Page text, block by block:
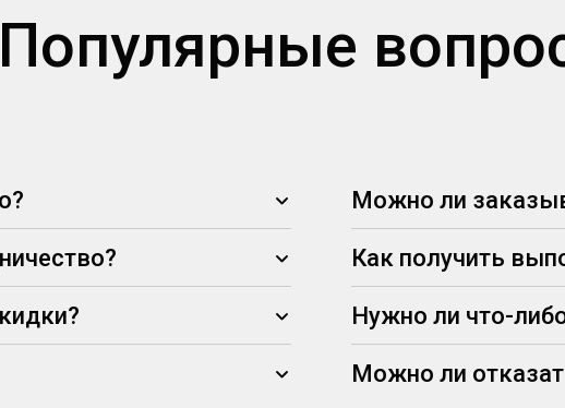
Популярные
Можно ли
Как получить
Нужно ли что-
Можно ли